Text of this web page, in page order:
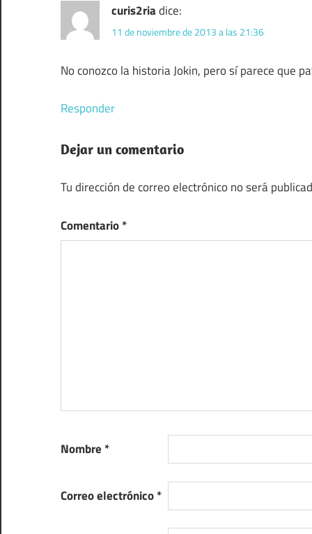
curis2riadice:
11 de noviembre de 2013 a las 21:36
No conozco la historia Jokin, pero sí parece que
Responder
Dejar un comentario
Tu dirección de correo electrónico no será
Comentario*
Nombre *
Correo electrónico*